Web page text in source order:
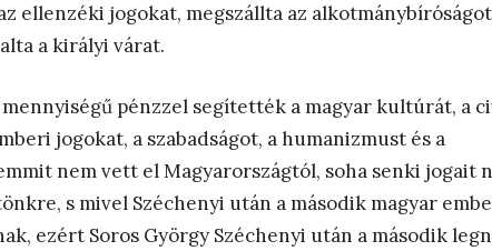
ellenzéki jogokat, megszállta az
a királyi várat.
pénzzel segítették a magyar kultúrát, a
jogokat, a szabadságot, a humanizmust és a
nem vett el Magyarországtól, soha senki jogait
s mivel Széchenyi után a második magyar
ezért Soros György Széchenyi után a második